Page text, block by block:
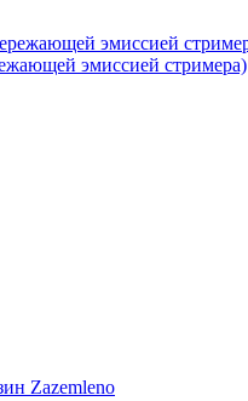
эмиссией стримера)